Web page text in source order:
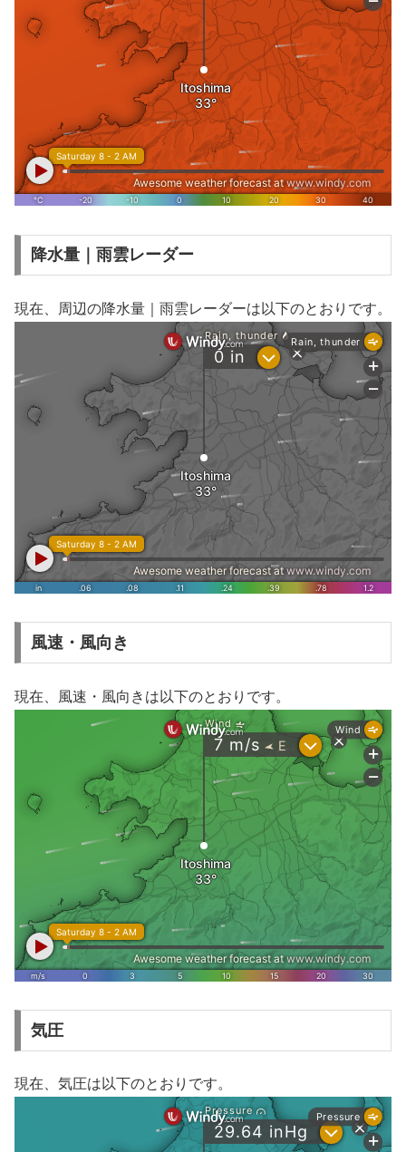
降水量｜雨雲レーダー
現在、周辺の降水量｜雨雲レーダーは以下のとおりです。
風速・風向き
現在、風速・風向きは以下のとおりです。
気圧
現在、気圧は以下のとおりです。